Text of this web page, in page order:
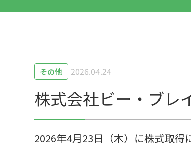
その他 2026.04.24
株式会社ビー・ブレ
2026年4月23日（木）に株式取得